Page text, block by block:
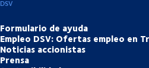
DSV
Formulario de ayuda
Empleo DSV: Ofertas empleo en
Noticias accionistas
Prensa